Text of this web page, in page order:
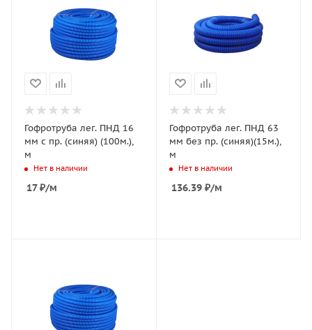
Гофротруба лег. ПНД 16
мм с пр. (синяя) (100м.),
м
Нет в наличии
17₽/м
Гофротруба лег. ПНД 63
мм без пр. (синяя)(15м.),
м
Нет в наличии
136.39₽/м